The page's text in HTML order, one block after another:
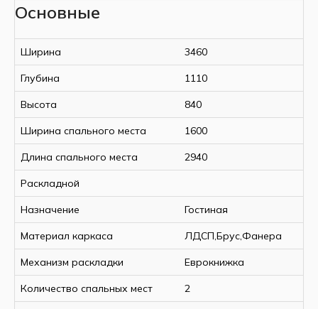
Основные
Ширина 3460
Глубина 1110
Высота 840
Ширина спального места 1600
Длина спального места 2940
Раскладной
Назначение Гостиная
Материал каркаса ЛДСП,Брус,Фанера
Механизм раскладки Еврокнижка
Количество спальных мест 2